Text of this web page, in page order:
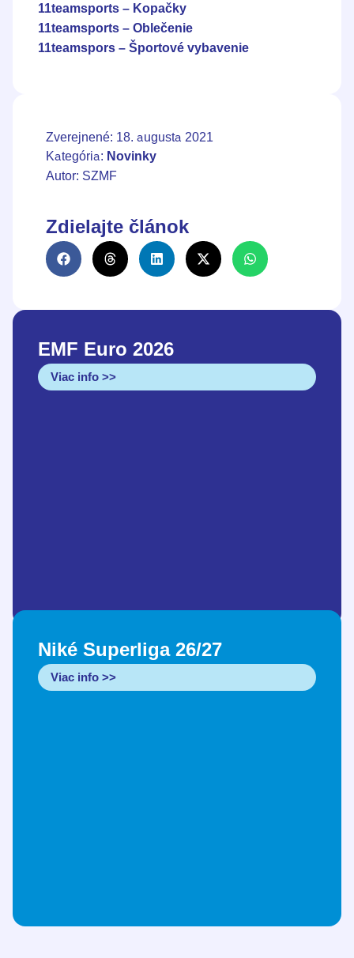
11teamsports – Kopačky
11teamsports – Oblečenie
11teamspors – Športové vybavenie
Zverejnené: 18. augusta 2021
Kategória: Novinky
Autor: SZMF
Zdielajte článok
EMF Euro 2026
Viac info >>
Niké Superliga 26/27
Viac info >>